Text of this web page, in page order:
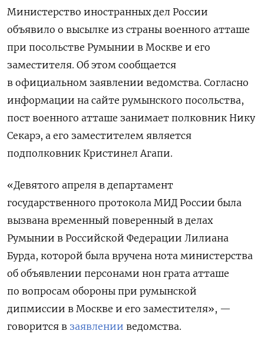
Министерство иностранных дел России
объявило о высылке из страны военного атташе
при посольстве Румынии в Москве и его
заместителя. Об этом сообщается
в официальном заявлении ведомства. Согласно
информации на сайте румынского посольства,
пост военного атташе занимает полковник Нику
Секарэ, а его заместителем является
подполковник Кристинел Агапи.
«Девятого апреля в департамент
государственного протокола МИД России была
вызвана временный поверенный в делах
Румынии в Российской Федерации Лилиана
Бурда, которой была вручена нота министерства
об объявлении персонами нон грата атташе
по вопросам обороны при румынской
дипмиссии в Москве и его заместителя», —
говорится в заявлении ведомства.